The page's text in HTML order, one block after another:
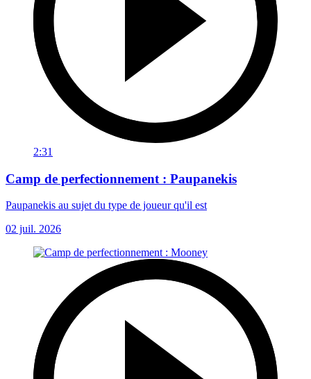
2:31
Camp de perfectionnement : Paupanekis
Paupanekis au sujet du type de joueur qu'il est
02 juil. 2026